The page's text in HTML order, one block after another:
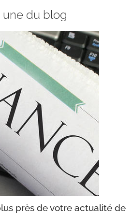
une du blog
près de votre actualité de